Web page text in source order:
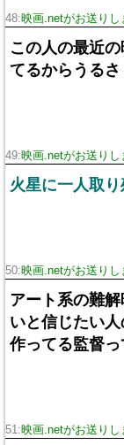
48:映画.netがお送りし
この人の最近
てるからうる
49:映画.netがお送りし
火星に一人取
50:映画.netがお送りし
アート系の難
いと信じたい
作ってる監督
51:映画.netがお送りし